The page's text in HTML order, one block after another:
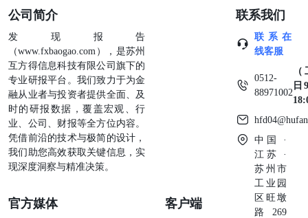
公司简介
发现报告
（www.fxbaogao.com），是苏州
互方得信息科技有限公司旗下的
专业研报平台。我们致力于为金
融从业者与投资者提供全面、及
时的研报数据，覆盖宏观、行
业、公司、财报等全方位内容。
凭借前沿的技术与极简的设计，
我们助您高效获取关键信息，实
现深度洞察与精准决策。
官方媒体 客户端
联系我们
联系在
线客服
0512-
88971002
日
中国 ·
江苏 ·
苏州市
工业园
区旺墩
路269